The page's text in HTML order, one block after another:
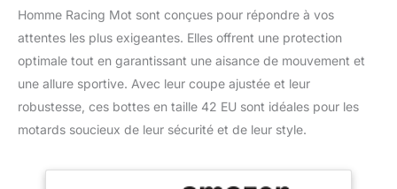
Homme Racing Mot sont conçues pour répondre à vos
attentes les plus exigeantes. Elles offrent une protection
optimale tout en garantissant une aisance de mouvement et
une allure sportive. Avec leur coupe ajustée et leur
robustesse, ces bottes en taille 42 EU sont idéales pour les
motards soucieux de leur sécurité et de leur style.